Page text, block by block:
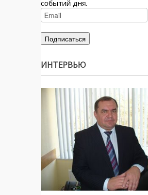
событий дня.
ИНТЕРВЬЮ